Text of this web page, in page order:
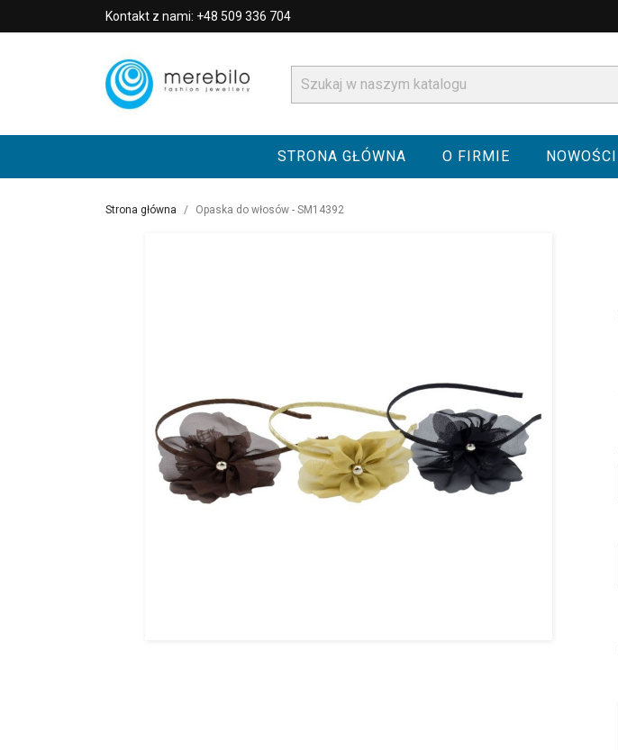
Kontakt z nami: +48 509 336 704
STRONA GŁÓWNA O FIRMIE NOWOŚCI
Strona główna Opaska do włosów - SM14392